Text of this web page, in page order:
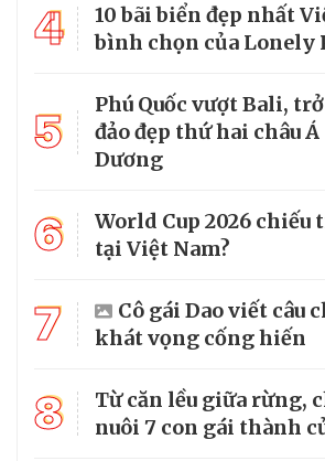
4
10 bãi biển đẹp nhất
bình chọn của Lonely
5
Phú Quốc vượt Bali,
đảo đẹp thứ hai châu
Dương
6
World Cup 2026 chiếu
tại Việt Nam?
7
Cô gái Dao viết câu
khát vọng cống hiến
8
Từ căn lều giữa rừng,
nuôi 7 con gái thành